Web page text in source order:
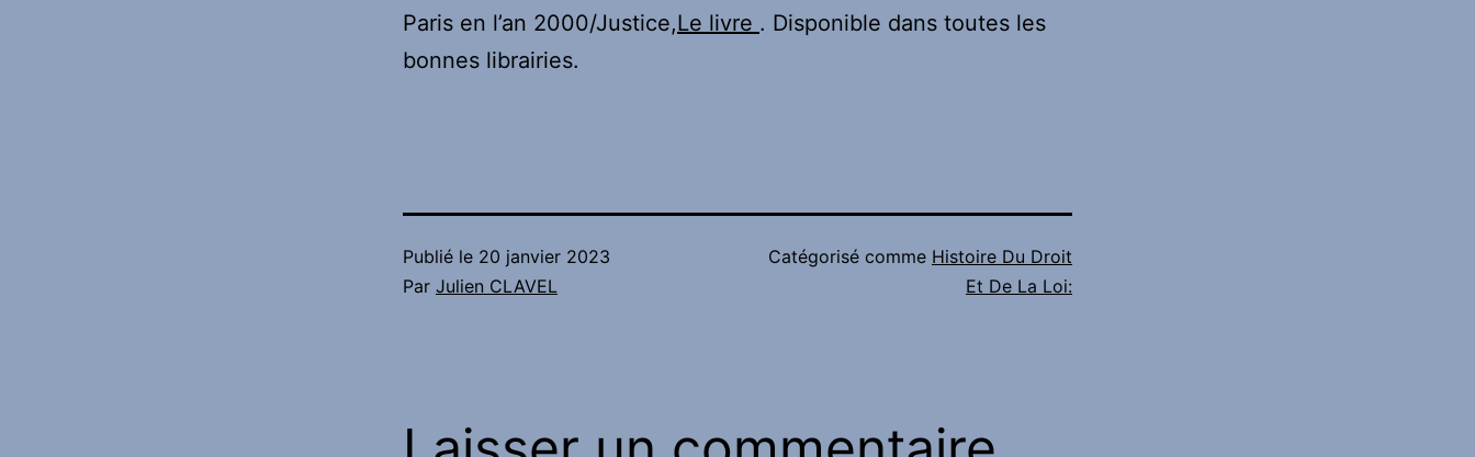
Paris en l’an 2000/Justice,Le livre . Disponible dans toutes les
bonnes librairies.
Publié le 20 janvier 2023
Par Julien CLAVEL
Catégorisé comme Histoire Du Droit
Et De La Loi: